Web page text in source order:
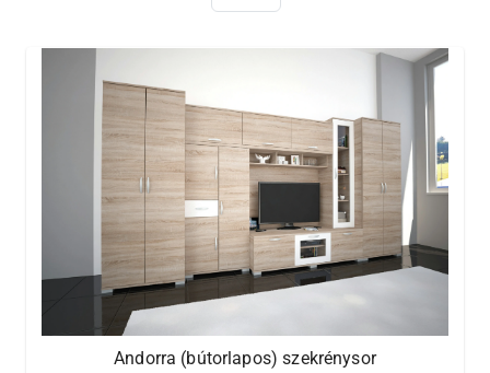
Andorra (bútorlapos) szekrénysor